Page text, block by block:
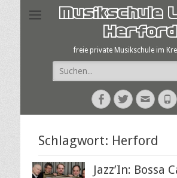
Musikschule
Herford
freie private Musikschule im
Suche
nach:
Facebook
Twitter
E-
Mail
Schlagwort: Herford
Jazz’In: Bossa